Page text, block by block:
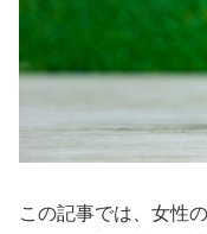
この記事では、女性